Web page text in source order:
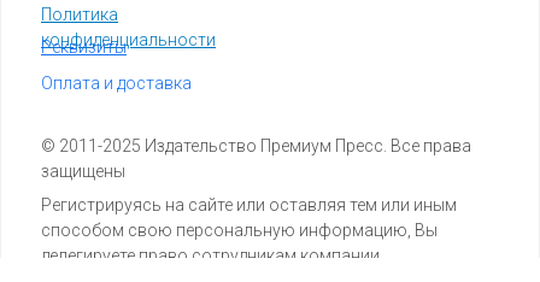
© 2011-2025 Издательство Премиум Пресс. Все права
защищены
Регистрируясь на сайте или оставляя тем или иным
способом свою персональную информацию, Вы
делегируете право сотрудникам компании
Политика
конфиденциальности
Реквизиты
Оплата и доставка